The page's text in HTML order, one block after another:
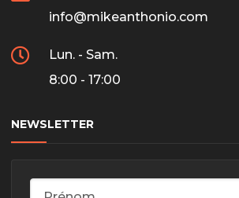
info@mikeanthonio.com
Lun. - Sam.
8:00 - 17:00
NEWSLETTER